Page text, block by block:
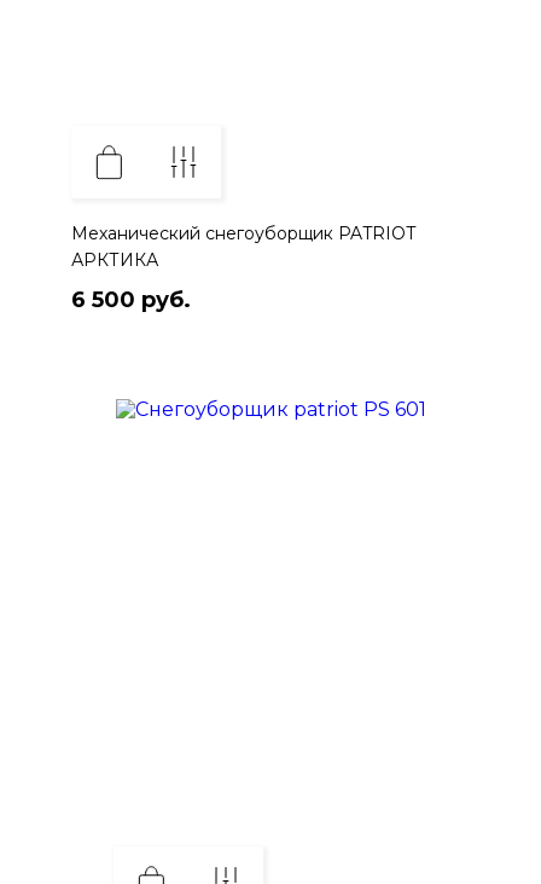
Механический снегоуборщик PATRIOT
АРКТИКА
6 500 руб.